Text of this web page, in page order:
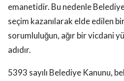
emanetidir. Bu nedenle Belediye
seçim kazanılarak elde edilen
sorumluluğun, ağır bir vicdani
adıdır.
5393 sayılı Belediye Kanunu,